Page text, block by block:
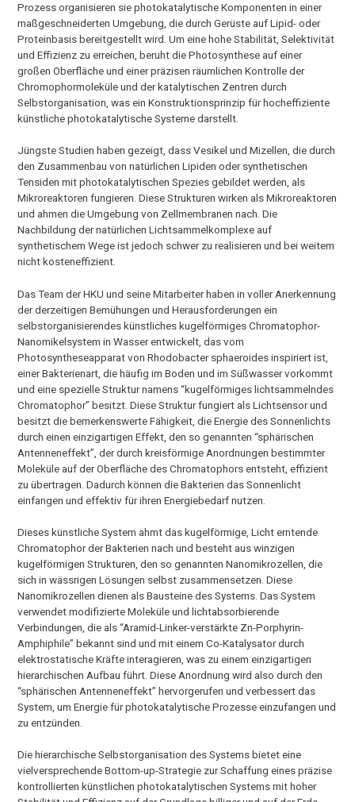
Prozess organisieren sie photokatalytische Komponenten in einer
maßgeschneiderten Umgebung, die durch Gerüste auf Lipid- oder
Proteinbasis bereitgestellt wird. Um eine hohe Stabilität, Selektivität
und Effizienz zu erreichen, beruht die Photosynthese auf einer
großen Oberfläche und einer präzisen räumlichen Kontrolle der
Chromophormoleküle und der katalytischen Zentren durch
Selbstorganisation, was ein Konstruktionsprinzip für hocheffiziente
künstliche photokatalytische Systeme darstellt.
Jüngste Studien haben gezeigt, dass Vesikel und Mizellen, die durch
den Zusammenbau von natürlichen Lipiden oder synthetischen
Tensiden mit photokatalytischen Spezies gebildet werden, als
Mikroreaktoren fungieren. Diese Strukturen wirken als Mikroreaktoren
und ahmen die Umgebung von Zellmembranen nach. Die
Nachbildung der natürlichen Lichtsammelkomplexe auf
synthetischem Wege ist jedoch schwer zu realisieren und bei weitem
nicht kosteneffizient.
Das Team der HKU und seine Mitarbeiter haben in voller Anerkennung
der derzeitigen Bemühungen und Herausforderungen ein
selbstorganisierendes künstliches kugelförmiges Chromatophor-
Nanomikelsystem in Wasser entwickelt, das vom
Photosyntheseapparat von Rhodobacter sphaeroides inspiriert ist,
einer Bakterienart, die häufig im Boden und im Süßwasser vorkommt
und eine spezielle Struktur namens “kugelförmiges lichtsammelndes
Chromatophor” besitzt. Diese Struktur fungiert als Lichtsensor und
besitzt die bemerkenswerte Fähigkeit, die Energie des Sonnenlichts
durch einen einzigartigen Effekt, den so genannten “sphärischen
Antenneneffekt”, der durch kreisförmige Anordnungen bestimmter
Moleküle auf der Oberfläche des Chromatophors entsteht, effizient
zu übertragen. Dadurch können die Bakterien das Sonnenlicht
einfangen und effektiv für ihren Energiebedarf nutzen.
Dieses künstliche System ahmt das kugelförmige, Licht erntende
Chromatophor der Bakterien nach und besteht aus winzigen
kugelförmigen Strukturen, den so genannten Nanomikrozellen, die
sich in wässrigen Lösungen selbst zusammensetzen. Diese
Nanomikrozellen dienen als Bausteine des Systems. Das System
verwendet modifizierte Moleküle und lichtabsorbierende
Verbindungen, die als “Aramid-Linker-verstärkte Zn-Porphyrin-
Amphiphile” bekannt sind und mit einem Co-Katalysator durch
elektrostatische Kräfte interagieren, was zu einem einzigartigen
hierarchischen Aufbau führt. Diese Anordnung wird also durch den
“sphärischen Antenneneffekt” hervorgerufen und verbessert das
System, um Energie für photokatalytische Prozesse einzufangen und
zu entzünden.
Die hierarchische Selbstorganisation des Systems bietet eine
vielversprechende Bottom-up-Strategie zur Schaffung eines präzise
kontrollierten künstlichen photokatalytischen Systems mit hoher